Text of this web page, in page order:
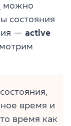
можно
состояния
— active
время и
время как